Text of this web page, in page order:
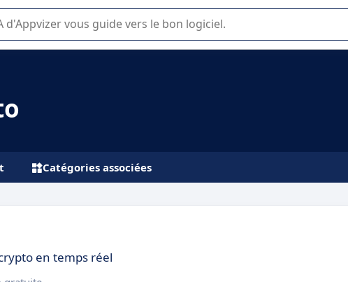
dans l'utilisation ou la sélection de logiciel SaaS en entreprise.
Catégories associées
en temps réel